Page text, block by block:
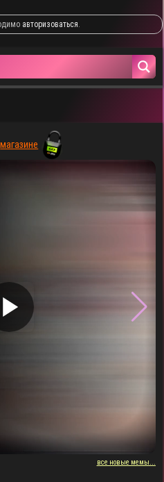
авторизоваться.
магазине
▶
все новые мемы...